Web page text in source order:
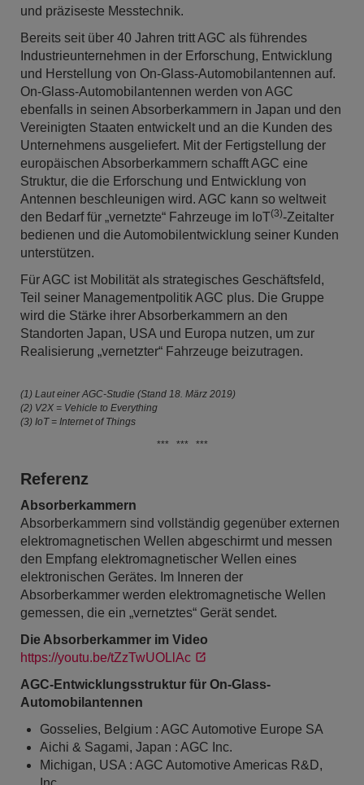
und präziseste Messtechnik.
Bereits seit über 40 Jahren tritt AGC als führendes
Industrieunternehmen in der Erforschung, Entwicklung
und Herstellung von On-Glass-Automobilantennen auf.
On-Glass-Automobilantennen werden von AGC
ebenfalls in seinen Absorberkammern in Japan und den
Vereinigten Staaten entwickelt und an die Kunden des
Unternehmens ausgeliefert. Mit der Fertigstellung der
europäischen Absorberkammern schafft AGC eine
Struktur, die die Erforschung und Entwicklung von
Antennen beschleunigen wird. AGC kann so weltweit
den Bedarf für „vernetzte“ Fahrzeuge im IoT(3)-Zeitalter
bedienen und die Automobilentwicklung seiner Kunden
unterstützen.
Für AGC ist Mobilität als strategisches Geschäftsfeld,
Teil seiner Managementpolitik AGC plus. Die Gruppe
wird die Stärke ihrer Absorberkammern an den
Standorten Japan, USA und Europa nutzen, um zur
Realisierung „vernetzter“ Fahrzeuge beizutragen.
(1) Laut einer AGC-Studie (Stand 18. März 2019)
(2) V2X = Vehicle to Everything
(3) IoT = Internet of Things
*** *** ***
Referenz
Absorberkammern
Absorberkammern sind vollständig gegenüber externen
elektromagnetischen Wellen abgeschirmt und messen
den Empfang elektromagnetischer Wellen eines
elektronischen Gerätes. Im Inneren der
Absorberkammer werden elektromagnetische Wellen
gemessen, die ein „vernetztes“ Gerät sendet.
Die Absorberkammer im Video
https://youtu.be/tZzTwUOLlAc
AGC-Entwicklungsstruktur für On-Glass-
Automobilantennen
Gosselies, Belgium : AGC Automotive Europe SA
Aichi & Sagami, Japan : AGC Inc.
Michigan, USA : AGC Automotive Americas R&D,